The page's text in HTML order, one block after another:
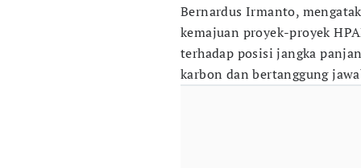
Bernardus Irmanto,
kemajuan proyek-proyek
terhadap posisi jangka
karbon dan bertanggung